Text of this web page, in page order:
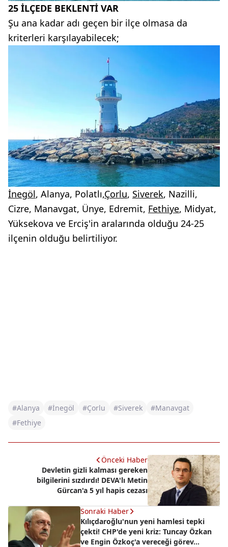
25 İLÇEDE BEKLENTİ VAR
Şu ana kadar adı geçen bir ilçe olmasa da
kriterleri karşılayabilecek;
İnegöl, Alanya, Polatlı,Çorlu, Siverek, Nazilli,
Cizre, Manavgat, Ünye, Edremit, Fethiye, Midyat,
Yüksekova ve Erciş'in aralarında olduğu 24-25
ilçenin olduğu belirtiliyor.
#Alanya #İnegöl #Çorlu #Siverek
#Manavgat
#Fethiye
Önceki Haber
Devletin gizli kalması gereken
bilgilerini sızdırdı! DEVA'lı Metin
Gürcan'a 5 yıl hapis cezası
Sonraki Haber
Kılıçdaroğlu'nun yeni hamlesi tepki
çekti! CHP'de yeni kriz: Tuncay Özkan
ve Engin Özkoç'a vereceği görev...